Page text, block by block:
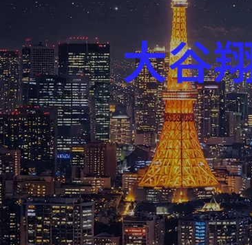
記事カテゴリー
ブログ
スポーツ
大谷